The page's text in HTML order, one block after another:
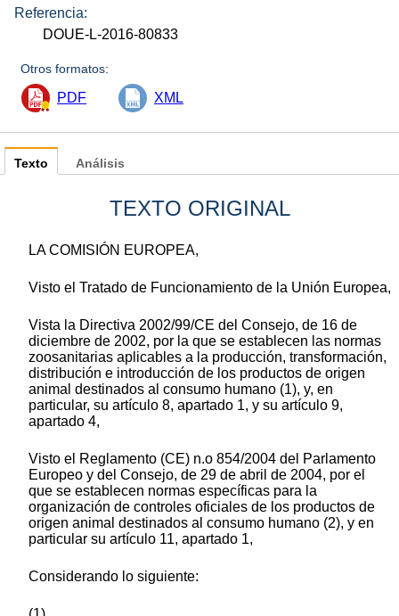
Referencia:
DOUE-L-2016-80833
Otros formatos:
PDF XML
Texto
TEXTO ORIGINAL
LA COMISIÓN EUROPEA,
Visto el Tratado de Funcionamiento de la Unión Europea,
Vista la Directiva 2002/99/CE del Consejo, de 16 de
diciembre de 2002, por la que se establecen las normas
zoosanitarias aplicables a la producción, transformación,
distribución e introducción de los productos de origen
animal destinados al consumo humano (1), y, en
particular, su artículo 8, apartado 1, y su artículo 9,
apartado 4,
Visto el Reglamento (CE) n.o 854/2004 del Parlamento
Europeo y del Consejo, de 29 de abril de 2004, por el
que se establecen normas específicas para la
organización de controles oficiales de los productos de
origen animal destinados al consumo humano (2), y en
particular su artículo 11, apartado 1,
Considerando lo siguiente:
Análisis